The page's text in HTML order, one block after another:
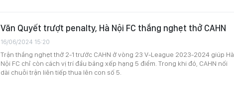
Văn Quyết trượt penalty, Hà Nội FC thắng nghẹt thở CAHN
16/06/2024 15:20
Trận thắng nghẹt thở 2-1 trước CAHN ở vòng 23 V-League 2023-2024 giúp Hà
Nội FC chỉ còn cách vị trí đầu bảng xếp hạng 5 điểm. Trong khi đó, CAHN nối
dài chuỗi trận liên tiếp thua lên con số 5.